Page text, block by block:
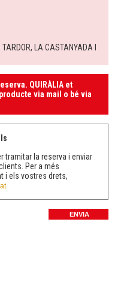
TARDOR, LA CASTANYADA I
QUIRÀLIA et
via mail o bé via
tramitar la reserva i enviar
Per a més
i els vostres drets,